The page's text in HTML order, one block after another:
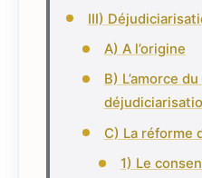
III)
A) A l’origine
B) L’amorce
C) La réforme
1) Le